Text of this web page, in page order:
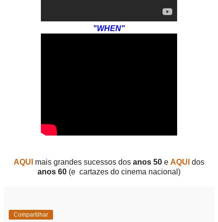
"WHEN"
AQUI mais grandes sucessos dos anos 50 e AQUI dos
anos 60 (e cartazes do cinema nacional)
Compartilhar